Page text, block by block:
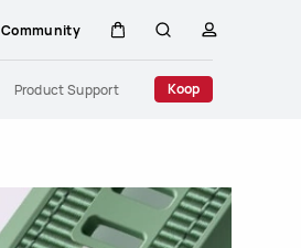
Community
Kar Zoekenprofiel
Product Support Koop